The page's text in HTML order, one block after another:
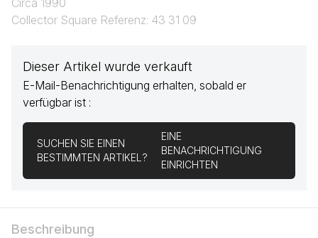
Circa 1990
Collector Square Referenz: 43 31 09
Dieser Artikel wurde verkauft
E-Mail-Benachrichtigung erhalten, sobald er
verfügbar ist :
SUCHEN SIE EINEN
BESTIMMTEN ARTIKEL?
EINE
BENACHRICHTIGUNG
EINRICHTEN
Beschreibung